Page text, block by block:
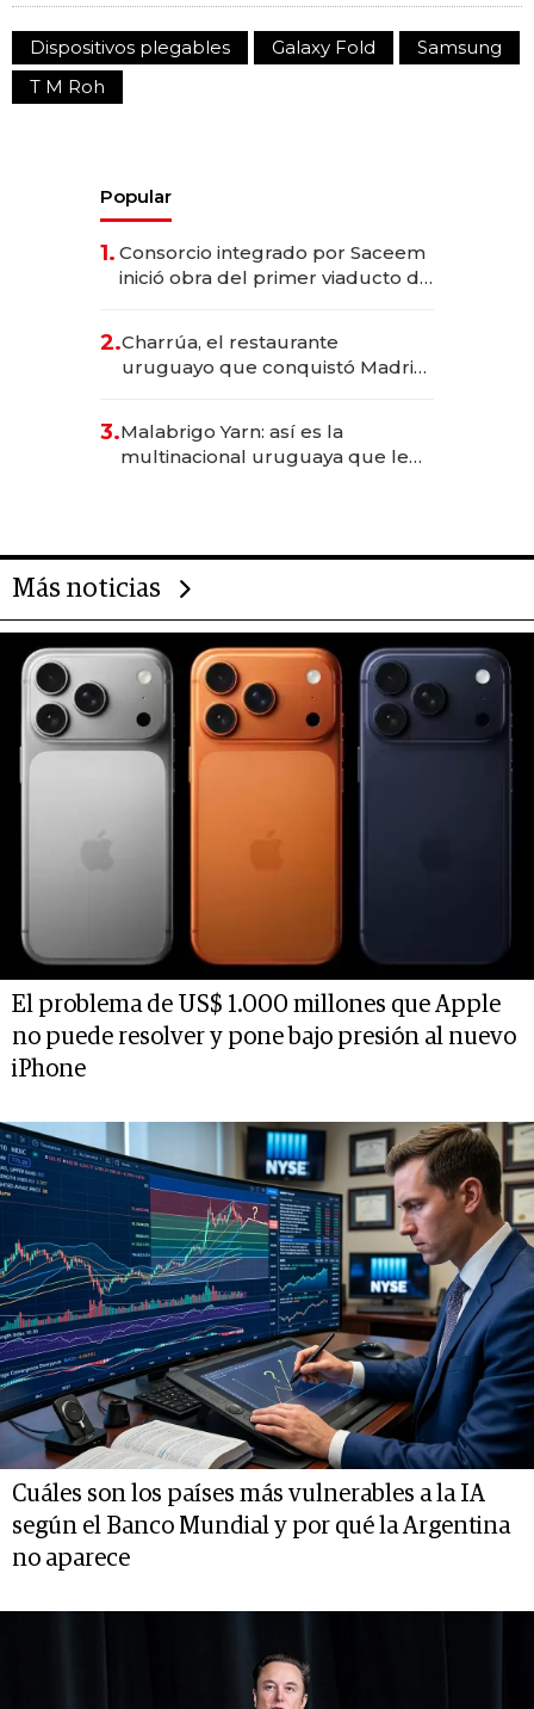
Dispositivos plegables Galaxy Fold
Samsung
T M Roh
Popular
1. Consorcio integrado por Saceem
inició obra del primer viaducto de
millones
2.Charrúa, el restaurante
uruguayo que conquistó Madrid:
anticipación y prepara apertura
3.Malabrigo Yarn: así es la
multinacional uruguaya que le
Más noticias
El problema de US$ 1.000 millones que Apple
no puede resolver y pone bajo presión al nuevo
iPhone
Cuáles son los países más vulnerables a la IA
según el Banco Mundial y por qué la Argentina
no aparece